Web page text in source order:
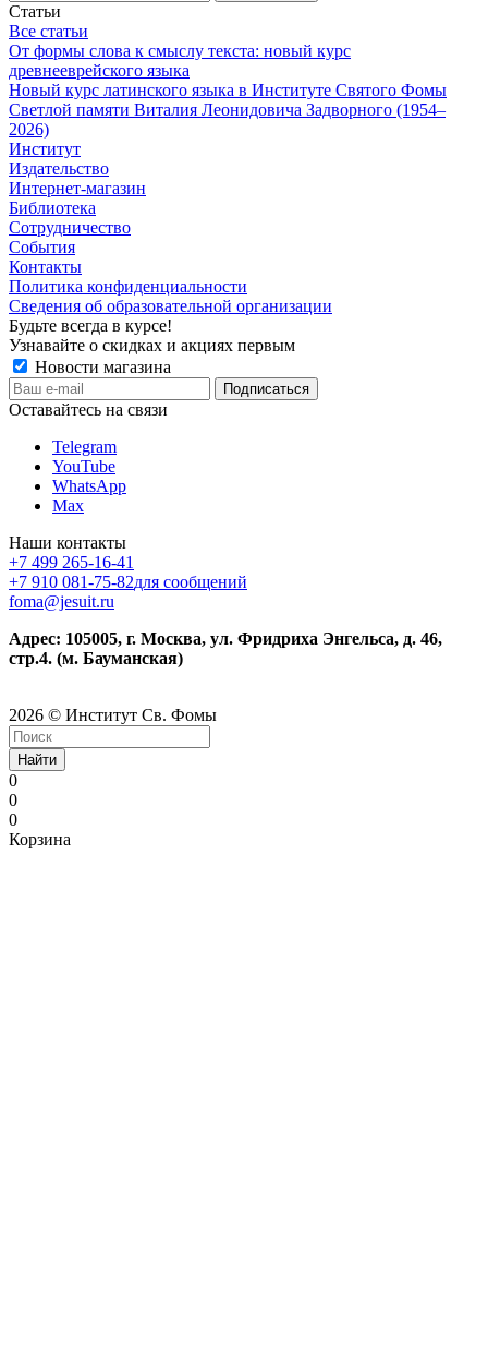
Статьи
Все статьи
От формы слова к смыслу текста: новый курс
древнееврейского языка
Новый курс латинского языка в Институте Святого Фомы
Светлой памяти Виталия Леонидовича Задворного (1954–
2026)
Институт
Издательство
Интернет-магазин
Библиотека
Сотрудничество
События
Контакты
Политика конфиденциальности
Сведения об образовательной организации
Будьте всегда в курсе!
Узнавайте о скидках и акциях первым
Новости магазина
Оставайтесь на связи
Telegram
YouTube
WhatsApp
Max
Наши контакты
+7 499 265-16-41
+7 910 081-75-82для сообщений
foma@jesuit.ru
Адрес: 105005, г. Москва, ул. Фридриха Энгельса, д. 46,
стр.4. (м. Бауманская)
2026 © Институт Св. Фомы
Найти
0
0
0
Корзина